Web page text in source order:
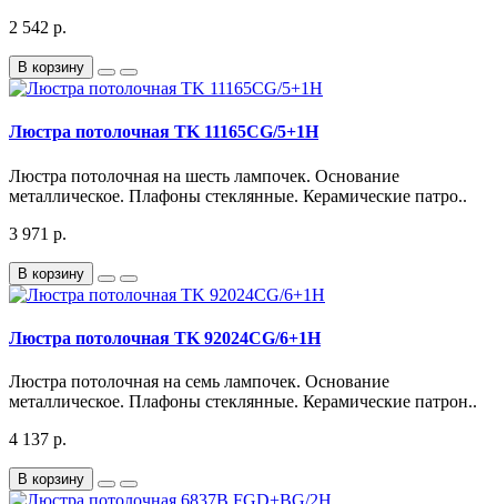
2 542 р.
В корзину
Люстра потолочная TK 11165CG/5+1H
Люстра потолочная на шесть лампочек. Основание
металлическое. Плафоны стеклянные. Керамические патро..
3 971 р.
В корзину
Люстра потолочная TK 92024CG/6+1H
Люстра потолочная на семь лампочек. Основание
металлическое. Плафоны стеклянные. Керамические патрон..
4 137 р.
В корзину